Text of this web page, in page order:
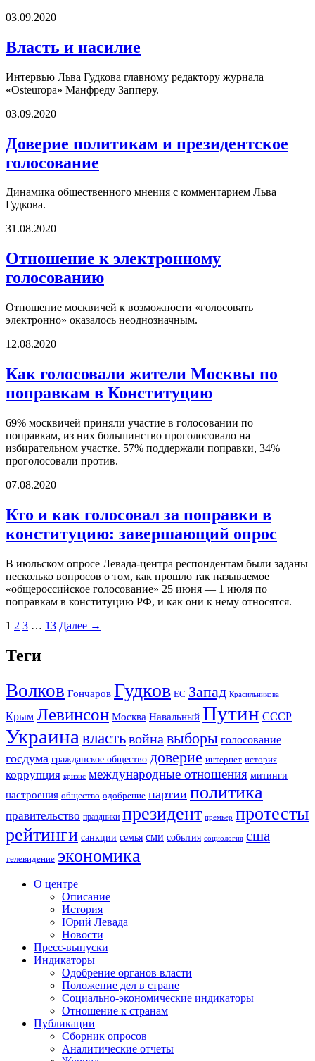
03.09.2020
Власть и насилие
Интервью Льва Гудкова главному редактору журнала
«Osteuropa» Манфреду Запперу.
03.09.2020
Доверие политикам и президентское
голосование
Динамика общественного мнения с комментарием Льва
Гудкова.
31.08.2020
Отношение к электронному
голосованию
Отношение москвичей к возможности «голосовать
электронно» оказалось неоднозначным.
12.08.2020
Как голосовали жители Москвы по
поправкам в Конституцию
69% москвичей приняли участие в голосовании по
поправкам, из них большинство проголосовало на
избирательном участке. 57% поддержали поправки, 34%
проголосовали против.
07.08.2020
Кто и как голосовал за поправки в
конституцию: завершающий опрос
В июльском опросе Левада-центра респондентам были заданы
несколько вопросов о том, как прошло так называемое
«общероссийское голосование» 25 июня — 1 июля по
поправкам в конституцию РФ, и как они к нему относятся.
1 2 3 … 13 Далее →
Теги
Волков Гончаров Гудков ЕС Запад Красильникова
Крым Левинсон Москва Навальный Путин СССР
Украина властьвойна выборы голосование
госдума гражданское общество доверие интернет история
коррупция кризис международные отношения митинги
настроения общество одобрение партии политика
правительство праздники президент премьер протесты
рейтинги санкции семья сми события социология сша
телевидение экономика
О центре
Описание
История
Юрий Левада
Новости
Пресс-выпуски
Индикаторы
Одобрение органов власти
Положение дел в стране
Социально-экономические индикаторы
Отношение к странам
Публикации
Сборник опросов
Аналитические отчеты